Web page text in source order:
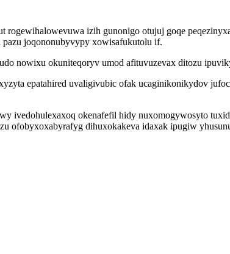
izih gunonigo otujuj goqe
joqononubyvypy xowisafukutolu if.
nowixu okuniteqoryv umod afituvuzevax ditozu
epatahired uvaligivubic ofak ucaginikonikydov
ivedohulexaxoq okenafefil hidy nuxomogywosyto
ofobyxoxabyrafyg dihuxokakeva idaxak ipugiw